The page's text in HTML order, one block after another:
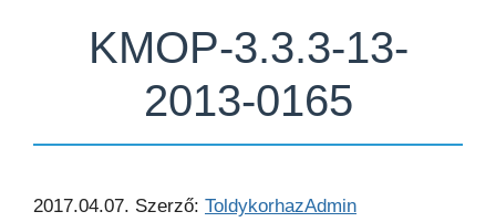
KMOP-3.3.3-13-
2013-0165
2017.04.07. Szerző: ToldykorhazAdmin